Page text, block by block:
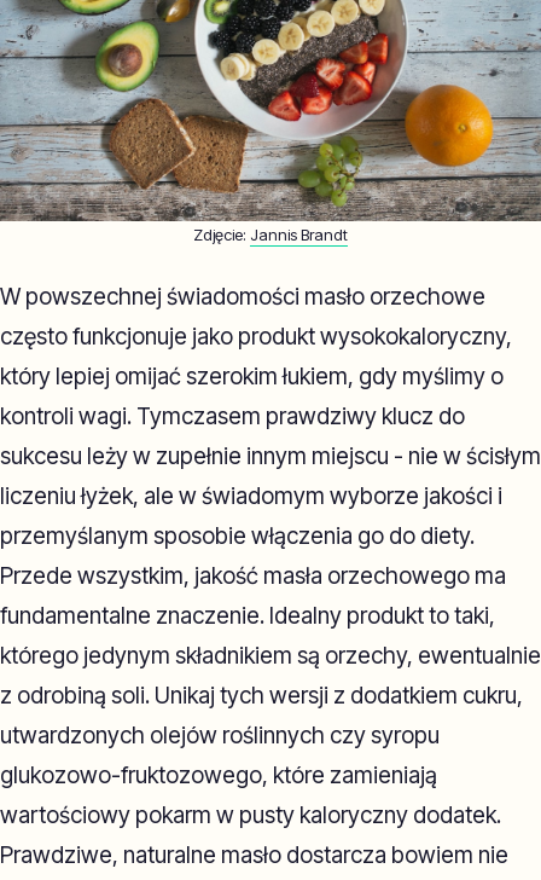
Zdjęcie: Jannis Brandt
W powszechnej świadomości masło orzechowe
często funkcjonuje jako produkt wysokokaloryczny,
który lepiej omijać szerokim łukiem, gdy myślimy o
kontroli wagi. Tymczasem prawdziwy klucz do
sukcesu leży w zupełnie innym miejscu - nie w ścisłym
liczeniu łyżek, ale w świadomym wyborze jakości i
przemyślanym sposobie włączenia go do diety.
Przede wszystkim, jakość masła orzechowego ma
fundamentalne znaczenie. Idealny produkt to taki,
którego jedynym składnikiem są orzechy, ewentualnie
z odrobiną soli. Unikaj tych wersji z dodatkiem cukru,
utwardzonych olejów roślinnych czy syropu
glukozowo-fruktozowego, które zamieniają
wartościowy pokarm w pusty kaloryczny dodatek.
Prawdziwe, naturalne masło dostarcza bowiem nie